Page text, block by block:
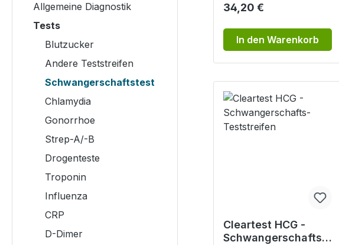
Allgemeine Diagnostik
Tests
Blutzucker
Andere Teststreifen
Schwangerschaftstest
Chlamydia
Gonorrhoe
Strep-A/-B
Drogenteste
Troponin
Influenza
CRP
D-Dimer
Regulärer Preis:
34,20 €
In den Warenkorb
Cleartest HCG -
Schwangerschafts-